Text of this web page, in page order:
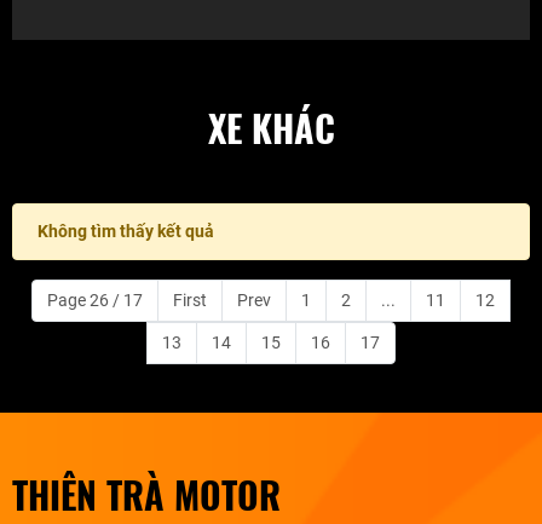
XE KHÁC
Không tìm thấy kết quả
Page 26 / 17 First Prev 1 2 ... 11 12
13 14 15 16 17
THIÊN TRÀ MOTOR